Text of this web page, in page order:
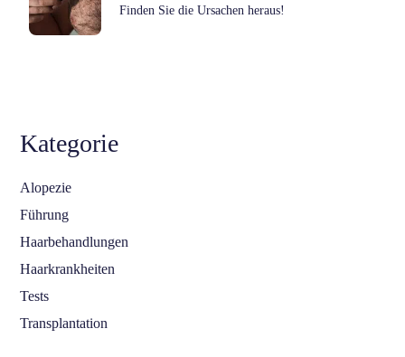
Finden Sie die Ursachen heraus!
Kategorie
Alopezie
Führung
Haarbehandlungen
Haarkrankheiten
Tests
Transplantation